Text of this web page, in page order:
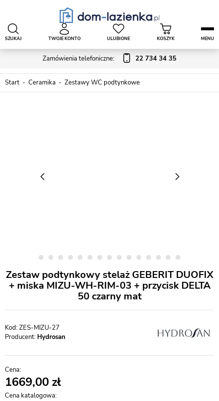
Zamówienia telefoniczne: 22 734 34 35
SZUKAJ TWOJE KONTO ULUBIONE KOSZYK MENU
Start Ceramika Zestawy WC podtynkowe
Zestaw podtynkowy stelaż GEBERIT DUOFIX
+ miska MIZU-WH-RIM-03 + przycisk DELTA
50 czarny mat
ZES-MIZU-27
Producent: Hydrosan
1669,00